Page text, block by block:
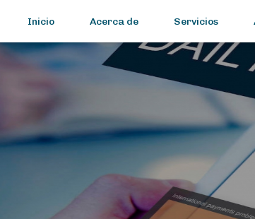
Inicio Acerca de Servicios